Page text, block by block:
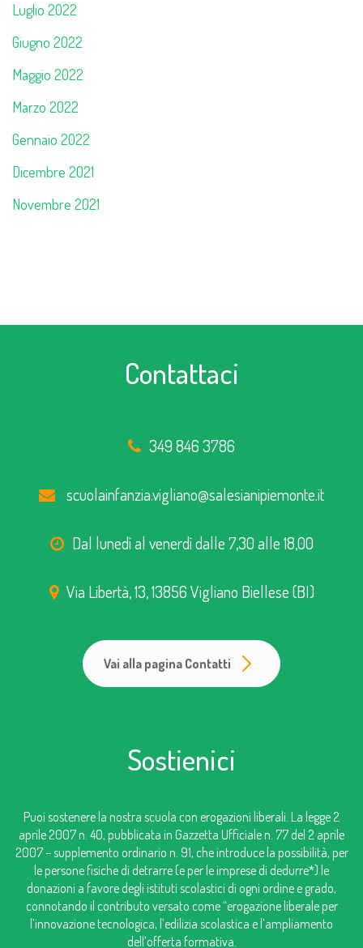
Luglio 2022
Giugno 2022
Maggio 2022
Marzo 2022
Gennaio 2022
Dicembre 2021
Novembre 2021
Contattaci
349 846 3786
scuolainfanzia.vigliano@salesianipiemonte.it
Dal lunedì al venerdì dalle 7,30 alle 18,00
Via Libertà, 13, 13856 Vigliano Biellese (BI)
Vai alla pagina Contatti
Sostienici
Puoi sostenere la nostra scuola con erogazioni liberali. La legge 2
aprile 2007 n. 40, pubblicata in Gazzetta Ufficiale n. 77 del 2 aprile
2007 – supplemento ordinario n. 91, che introduce la possibilità, per
le persone fisiche di detrarre (e per le imprese di dedurre*) le
donazioni a favore degli istituti scolastici di ogni ordine e grado,
connotando il contributo versato come “erogazione liberale per
l’innovazione tecnologica, l’edilizia scolastica e l’ampliamento
dell’offerta formativa.